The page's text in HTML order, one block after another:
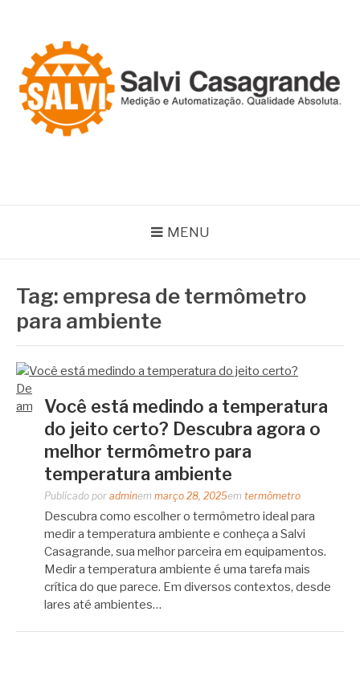
conteúdo
MENU
Tag: empresa de termômetro
para ambiente
Você está medindo a temperatura
do jeito certo? Descubra agora o
melhor termômetro para
temperatura ambiente
Publicado por adminem março 28, 2025em termômetro
Descubra como escolher o termômetro ideal para
medir a temperatura ambiente e conheça a Salvi
Casagrande, sua melhor parceira em equipamentos.
Medir a temperatura ambiente é uma tarefa mais
crítica do que parece. Em diversos contextos, desde
lares até ambientes…